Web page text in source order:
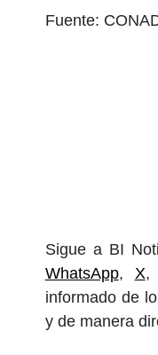
Fuente:
Sigue a BI
WhatsApp, X
informado de
y de manera